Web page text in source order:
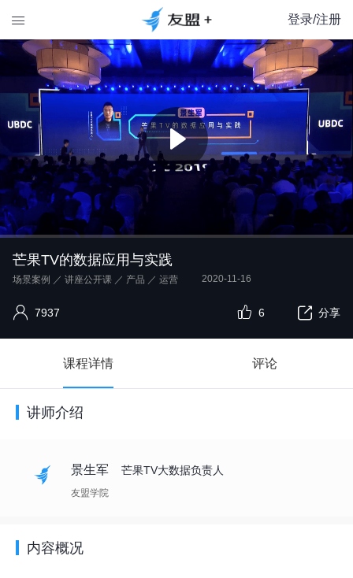
 登录/注册
芒果TV的数据应用与实践
场景案例 ／ 讲座公开课 ／ 产品 ／ 运营 2020-11-16
7937 分享
6
课程详情 评论
讲师介绍
景生军 芒果TV大数据负责人
友盟学院
内容概况